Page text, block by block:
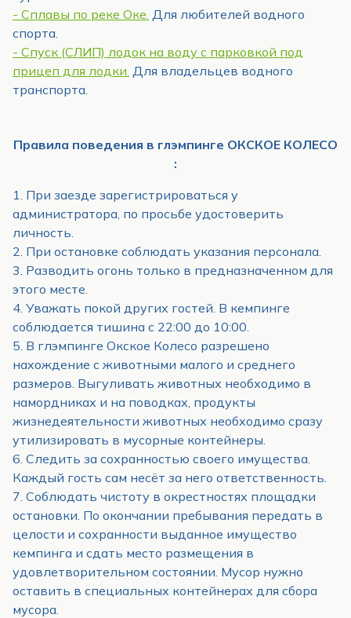
- Сплавы по реке Оке. Для любителей водного
спорта.
- Спуск (СЛИП) лодок на воду с парковкой под
прицеп для лодки. Для владельцев водного
транспорта.
Правила поведения в глэмпинге ОКСКОЕ КОЛЕСО
:
1. При заезде зарегистрироваться у
администратора, по просьбе удостоверить
личность.
2. При остановке соблюдать указания персонала.
3. Разводить огонь только в предназначенном для
этого месте.
4. Уважать покой других гостей. В кемпинге
соблюдается тишина с 22:00 до 10:00.
5. В глэмпинге Окское Колесо разрешено
нахождение с животными малого и среднего
размеров. Выгуливать животных необходимо в
намордниках и на поводках, продукты
жизнедеятельности животных необходимо сразу
утилизировать в мусорные контейнеры.
6. Следить за сохранностью своего имущества.
Каждый гость сам несёт за него ответственность.
7. Соблюдать чистоту в окрестностях площадки
остановки. По окончании пребывания передать в
целости и сохранности выданное имущество
кемпинга и сдать место размещения в
удовлетворительном состоянии. Мусор нужно
оставить в специальных контейнерах для сбора
мусора.